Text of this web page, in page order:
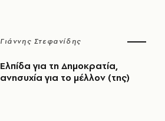
Γιάννης Στεφανίδης
Ελπίδα για τη Δημοκρατία,
ανησυχία για το μέλλον (της)